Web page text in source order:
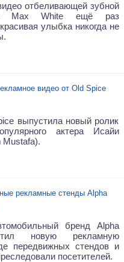
отбеливающей зубной
Max White ещё раз
улыбка никогда не
видео от Old Spice
выпустила новый ролик
актера Исайи
рекламные стенды Alpha
бренд Alpha
новую рекламную
передвижных стендов и
посетителей.